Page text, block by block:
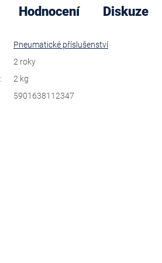
Hodnocení Diskuze
Pneumatické příslušenství
2 roky
:
2 kg
5901638112347